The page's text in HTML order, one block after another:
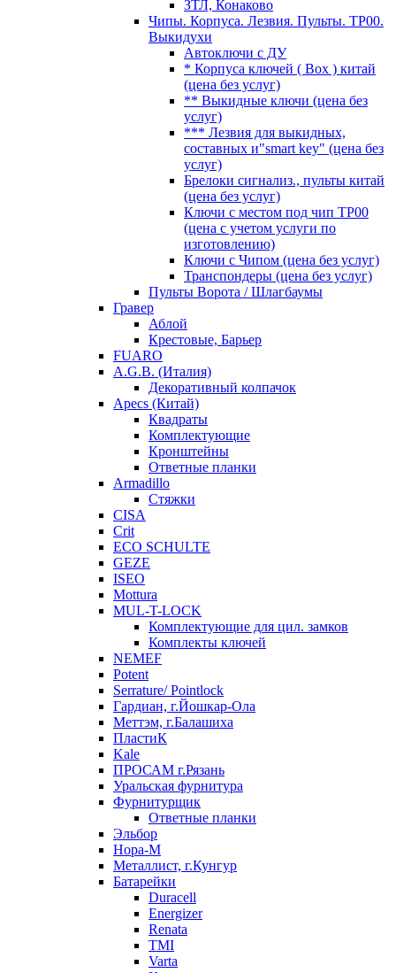
ЗТЛ, Конаково
Чипы. Корпуса. Лезвия. Пульты. TP00.
Выкидухи
Автоключи с ДУ
* Корпуса ключей ( Box ) китай
(цена без услуг)
** Выкидные ключи (цена без
услуг)
*** Лезвия для выкидных,
составных и"smart key" (цена без
услуг)
Брелоки сигнализ., пульты китай
(цена без услуг)
Ключи с местом под чип TP00
(цена с учетом услуги по
изготовлению)
Ключи с Чипом (цена без услуг)
Транспондеры (цена без услуг)
Пульты Ворота / Шлагбаумы
Гравер
Аблой
Крестовые, Барьер
FUARO
A.G.B. (Италия)
Декоративный колпачок
Apecs (Китай)
Квадраты
Комплектующие
Кронштейны
Ответные планки
Armadillo
Стяжки
CISA
Crit
ECO SCHULTE
GEZE
ISEO
Mottura
MUL-T-LOCK
Комплектующие для цил. замков
Комплекты ключей
NEMEF
Potent
Serrature/ Pointlock
Гардиан, г.Йошкар-Ола
Меттэм, г.Балашиха
ПластиК
Kale
ПРОСАМ г.Рязань
Уральская фурнитура
Фурнитурщик
Ответные планки
Эльбор
Нора-М
Металлист, г.Кунгур
Батарейки
Duracell
Energizer
Renata
TMI
Varta